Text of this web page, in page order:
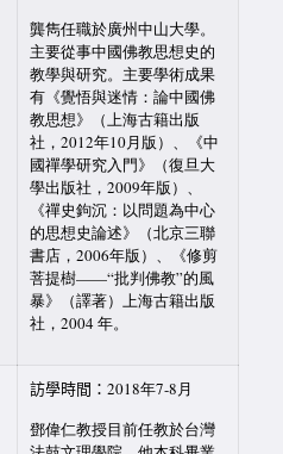
龔雋任職於廣州中山大學。
主要從事中國佛教思想史的
教學與研究。主要學術成果
有《覺悟與迷情：論中國佛
教思想》（上海古籍出版
社，2012年10月版）、《中
國禪學研究入門》（復旦大
學出版社，2009年版）、
《禪史鉤沉：以問題為中心
的思想史論述》（北京三聯
書店，2006年版）、《修剪
菩提樹——“批判佛教”的風
暴》（譯著）上海古籍出版
社，2004 年。
訪學時間： 2018年7-8月
鄧偉仁教授目前任教於台灣